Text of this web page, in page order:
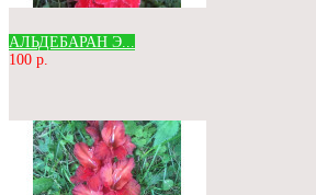
АЛЬДЕБАРАН Э...
100 р.